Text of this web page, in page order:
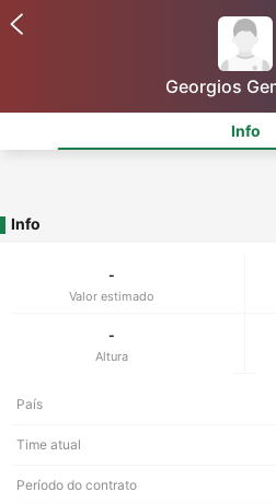
Georgios
Info
Info
-
Valor estimado
-
Altura
País
Time atual
Período do contrato